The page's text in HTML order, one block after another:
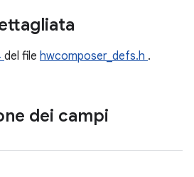
del file hwcomposer_defs.h .
dei campi